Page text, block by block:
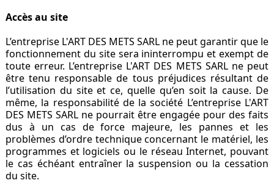
Accès au site
L’entreprise L'ART DES METS SARL ne peut garantir que le
fonctionnement du site sera ininterrompu et exempt de
toute erreur. L’entreprise L'ART DES METS SARL ne peut
être tenu responsable de tous préjudices résultant de
l’utilisation du site et ce, quelle qu’en soit la cause. De
même, la responsabilité de la société L’entreprise L'ART
DES METS SARL ne pourrait être engagée pour des faits
dus à un cas de force majeure, les pannes et les
problèmes d’ordre technique concernant le matériel, les
programmes et logiciels ou le réseau Internet, pouvant
le cas échéant entraîner la suspension ou la cessation
du site.